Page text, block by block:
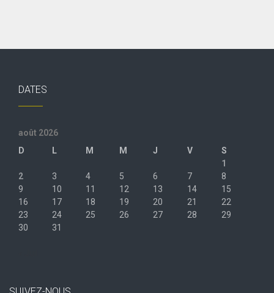
DATES
août 2026
D
L M M J V
S
1
2
3 4 5 6 7
8
9
10 11 12 13 14
15
16
17 18 19 20 21
22
23
24 25 26 27 28
29
30
31